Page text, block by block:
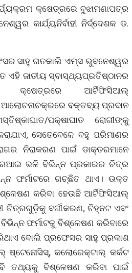
କ୍ଷେତ୍ରରେ ବୁଝାମଣାପତ୍ର
କାର୍ଯ୍ୟନିର୍ବାହୀ ନିର୍ଦ୍ଦେଶକ ଡ.
ସାହୁ ଗତକାଲି ଏମ୍‌ସ ଭୁବନେଶ୍ୱର
ଏହି ଜାତୀୟ ସ୍ବାସ୍ଥ୍ୟପ୍ରତିଷ୍ଠାନର
କ୍ଷେତ୍ରରେ ଆର୍ଟିଫିସିଆଲ୍‌
ବକ୍ତବ୍ୟ ପ୍ରଦାନ
ପକ୍ଷାଘାତ ରୋଗୀଙ୍କୁ
ସେତେବେଳେ ବହୁ ପରିମାଣର
ନିରାକରଣ ପାଇଁ ଡାକ୍ତରମାନେ
ଭଳି ବିଭିନ୍ନ ପ୍ରକାରର ଚିତ୍ର
ଫର୍ମାଟରେ ଗଚ୍ଛିତ ଥାଏ। ଉକ୍ତ
କରିବା ହେଉଛି ଆର୍ଟିଫିସିଆଲ୍
ବର୍ଗୀକରଣ, ଚିହ୍ନଟ ଏବଂ
ଫର୍ମାଟକୁ ବିଶ୍ଳେଷଣ କରିବାରେ
ବୋଲି ପ୍ରଫେସର ସାହୁ ପ୍ରକାଶ
ଷ୍ଟେନୋସିସ୍, କଲୋରେକ୍ଟାଲ୍ କର୍କଟ
ତଥ୍ୟକୁ ବିଶ୍ଳେଷଣ କରିବା ପାଇଁ